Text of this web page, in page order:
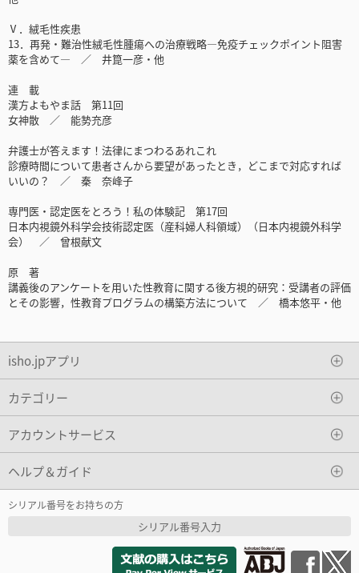
Ⅴ．絨毛性疾患
13．再発・難治性絨毛性腫瘍への治療戦略―免疫チェックポイント阻害
薬を含めて― ／ 井箟一彦・他
連 載
漢方よもやま話 第11回
女神散 ／ 能㔟充彦
弁護士が答えます！法律にまつわるあれこれ
診療時間について患者さんから要望があったとき，どこまで対応すれば
いいの？ ／ 秦 奈峰子
専門医・認定医をとろう！私の体験記 第17回
日本内視鏡外科学会技術認定医（産科婦人科領域）（日本内視鏡外科学
会） ／ 曾根献文
原 著
講義後のアンケートを用いた性教育に関する後方視的研究：受講者の評価
とその影響，性教育プログラムの構築方法について ／ 橋本悠平・他
isho.jpアプリ
カテゴリー
アカウントサービス
ヘルプ＆ガイド
シリアル番号をお持ちの方
シリアル番号入力